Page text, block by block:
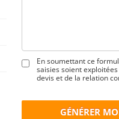
En soumettant ce
saisies soient
devis et de la relation
GÉNÉRER